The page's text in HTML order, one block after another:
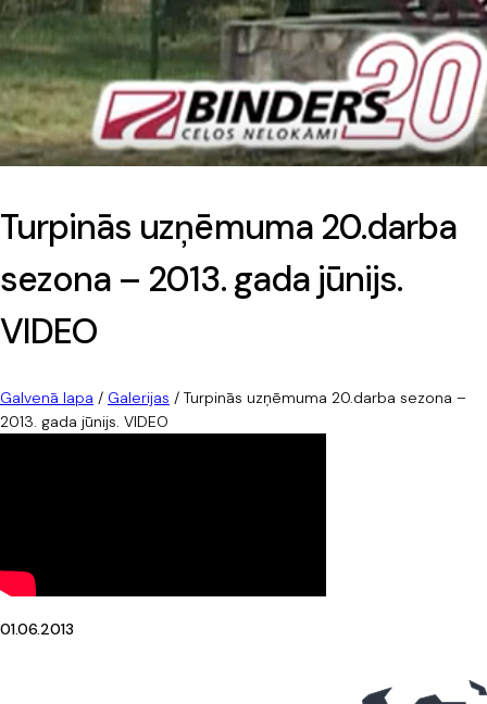
Turpinās uzņēmuma 20.darba
sezona – 2013. gada jūnijs.
VIDEO
Galvenā lapa / Galerijas / Turpinās uzņēmuma 20.darba sezona –
2013. gada jūnijs. VIDEO
01.06.2013